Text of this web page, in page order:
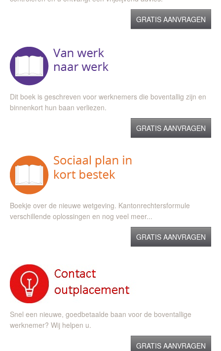
GRATIS AANVRAGEN
Dit boek is geschreven voor werknemers die boventallig zijn en
binnenkort hun baan verliezen.
GRATIS AANVRAGEN
Boekje over de nieuwe wetgeving. Kantonrechtersformule
verschillende oplossingen en nog veel meer...
GRATIS AANVRAGEN
Snel een nieuwe, goedbetaalde baan voor de boventallige
werknemer? Wij helpen u.
GRATIS AANVRAGEN